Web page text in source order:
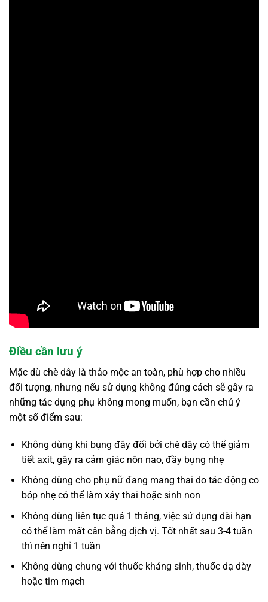
Điều cần lưu ý
Mặc dù chè dây là thảo mộc an toàn, phù hợp cho nhiều
đối tượng, nhưng nếu sử dụng không đúng cách sẽ gây ra
những tác dụng phụ không mong muốn, bạn cần chú ý
một số điểm sau:
Không dùng khi bụng đây đối bởi chè dây có thể giảm
tiết axit, gây ra cảm giác nôn nao, đầy bụng nhẹ
Không dùng cho phụ nữ đang mang thai do tác động co
bóp nhẹ có thể làm xảy thai hoặc sinh non
Không dùng liên tục quá 1 tháng, việc sử dụng dài hạn
có thể làm mất cân bằng dịch vị. Tốt nhất sau 3-4 tuần
thì nên nghỉ 1 tuần
Không dùng chung với thuốc kháng sinh, thuốc dạ dày
hoặc tim mạch